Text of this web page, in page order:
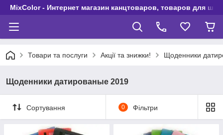
MixColor - Интернет магазин канцтоваров, товаров для
Товари та послуги Акції та знижки! Щоденники
Щоденники датированые 2019
Сортування 0 Фільтри